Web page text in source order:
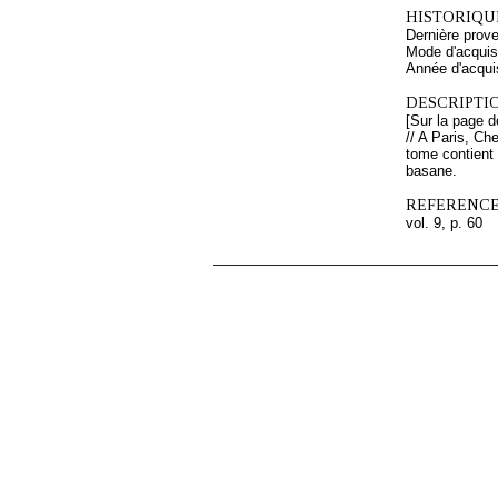
Dernière
Mode
Année
[Sur la page
// A Paris,
tome contient
basane.
vol. 9, p. 60